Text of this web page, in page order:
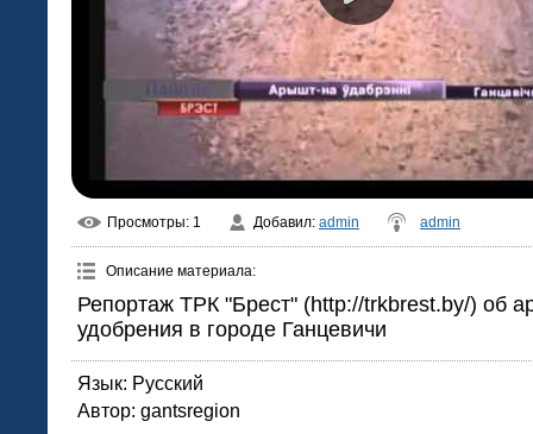
Просмотры: 1 Добавил: admin admin
Описание материала:
Репортаж ТРК "Брест" (http://trkbrest.by/) об
удобрения в городе Ганцевичи
Язык: Русский
Автор: gantsregion